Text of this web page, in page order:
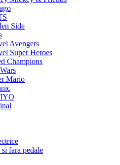
Side
Avengers
Super Heroes
Champions
Mario
fara pedale